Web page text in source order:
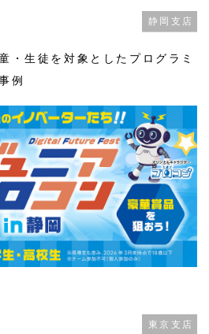
静岡支店
・生徒を対象としたプログラミ
例
東京支店